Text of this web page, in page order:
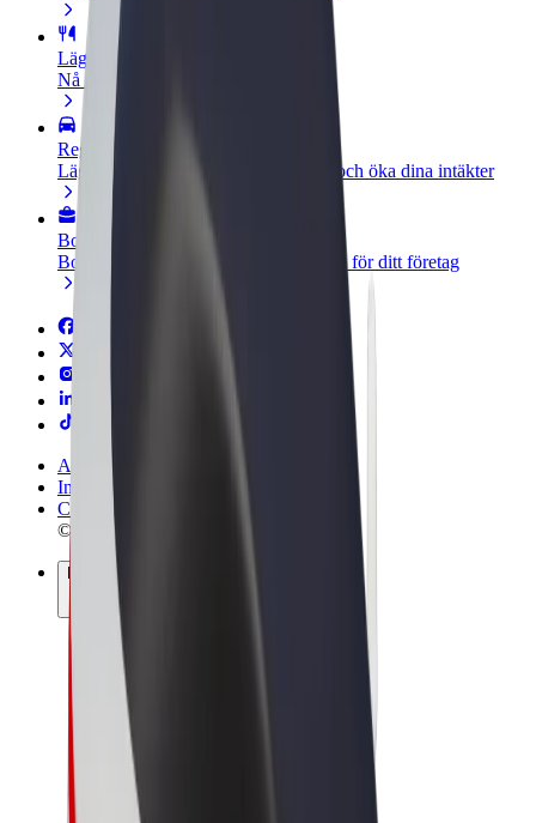
Lägg till restaurang eller butik
Nå fler kunder och öka intäkterna
Registrera dig som åkeriägare
Lägg till ditt åkeri på Bolts plattform och öka dina intäkter
Bolt for Business
Bolts produkter och tjänster anpassade för ditt företag
Allmänna villkor
Integritet
Cookies
© 2026 Bolt Technology OÜ
Produkter
Resor
Scootrar
Bolt Market
Bolt Food
Bolt Drive